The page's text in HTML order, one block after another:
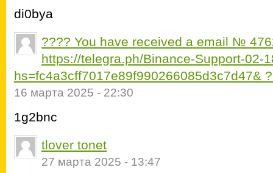
di0bya
???? You have received a email №
https://telegra.ph/Binance-Support-02-
hs=fc4a3cff7017e89f990266085d3c7d47&
16 марта 2025 - 22:30
1g2bnc
tlover tonet
27 марта 2025 - 13:47